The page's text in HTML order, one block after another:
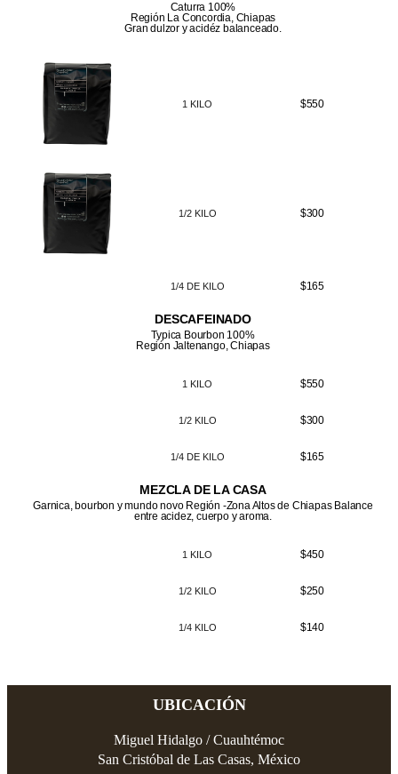
Caturra 100%
Región La Concordia, Chiapas
Gran dulzor y acidéz balanceado.
1 KILO $550
1/2 KILO $300
1/4 DE KILO $165
DESCAFEINADO
Typica Bourbon 100%
Región Jaltenango, Chiapas
1 KILO $550
1/2 KILO $300
1/4 DE KILO $165
MEZCLA DE LA CASA
Garnica, bourbon y mundo novo Región -Zona Altos de Chiapas Balance
entre acidez, cuerpo y aroma.
1 KILO $450
1/2 KILO $250
1/4 KILO $140
UBICACIÓN
Miguel Hidalgo / Cuauhtémoc
San Cristóbal de Las Casas, México